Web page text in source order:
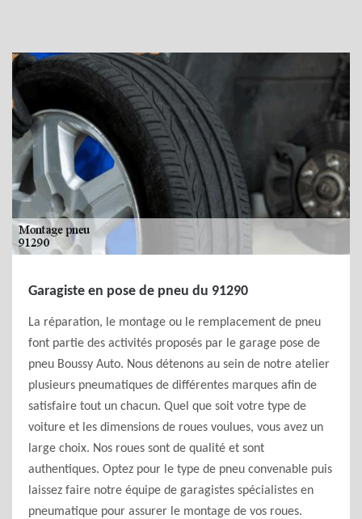
Garagiste en pose de pneu du 91290
La réparation, le montage ou le remplacement de pneu
font partie des activités proposés par le garage pose de
pneu Boussy Auto. Nous détenons au sein de notre atelier
plusieurs pneumatiques de différentes marques afin de
satisfaire tout un chacun. Quel que soit votre type de
voiture et les dimensions de roues voulues, vous avez un
large choix. Nos roues sont de qualité et sont
authentiques. Optez pour le type de pneu convenable puis
laissez faire notre équipe de garagistes spécialistes en
pneumatique pour assurer le montage de vos roues.